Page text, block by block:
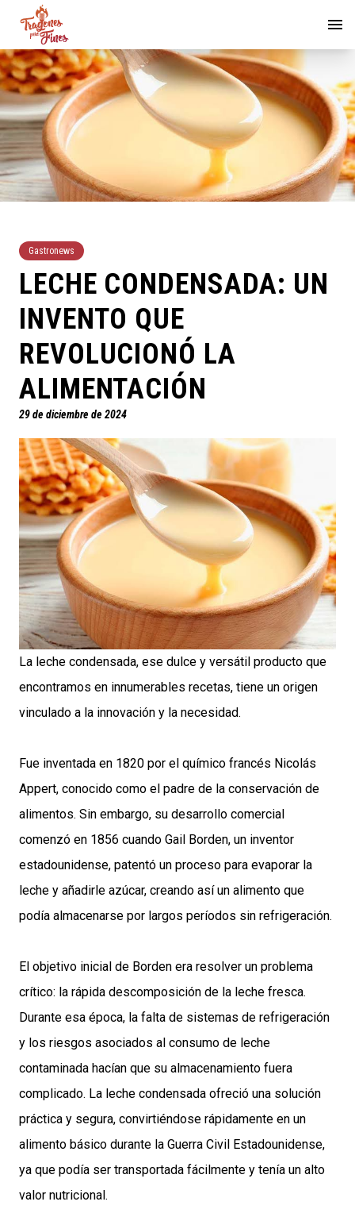
Gastronews
LECHE CONDENSADA: UN
INVENTO QUE
REVOLUCIONÓ LA
ALIMENTACIÓN
29 de diciembre de 2024
La leche condensada, ese dulce y versátil producto que
encontramos en innumerables recetas, tiene un origen
vinculado a la innovación y la necesidad.
Fue inventada en 1820 por el químico francés Nicolás
Appert, conocido como el padre de la conservación de
alimentos. Sin embargo, su desarrollo comercial
comenzó en 1856 cuando Gail Borden, un inventor
estadounidense, patentó un proceso para evaporar la
leche y añadirle azúcar, creando así un alimento que
podía almacenarse por largos períodos sin refrigeración.
El objetivo inicial de Borden era resolver un problema
crítico: la rápida descomposición de la leche fresca.
Durante esa época, la falta de sistemas de refrigeración
y los riesgos asociados al consumo de leche
contaminada hacían que su almacenamiento fuera
complicado. La leche condensada ofreció una solución
práctica y segura, convirtiéndose rápidamente en un
alimento básico durante la Guerra Civil Estadounidense,
ya que podía ser transportada fácilmente y tenía un alto
valor nutricional.